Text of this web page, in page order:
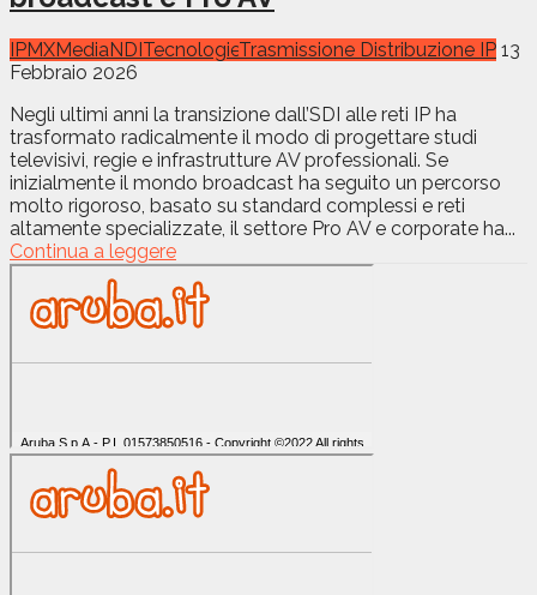
IPMXMediaNDI TecnologieTrasmissione Distribuzione IP 13
Febbraio 2026
Negli ultimi anni la transizione dall’SDI alle reti IP ha
trasformato radicalmente il modo di progettare studi
televisivi, regie e infrastrutture AV professionali. Se
inizialmente il mondo broadcast ha seguito un percorso
molto rigoroso, basato su standard complessi e reti
altamente specializzate, il settore Pro AV e corporate ha...
Continua a leggere